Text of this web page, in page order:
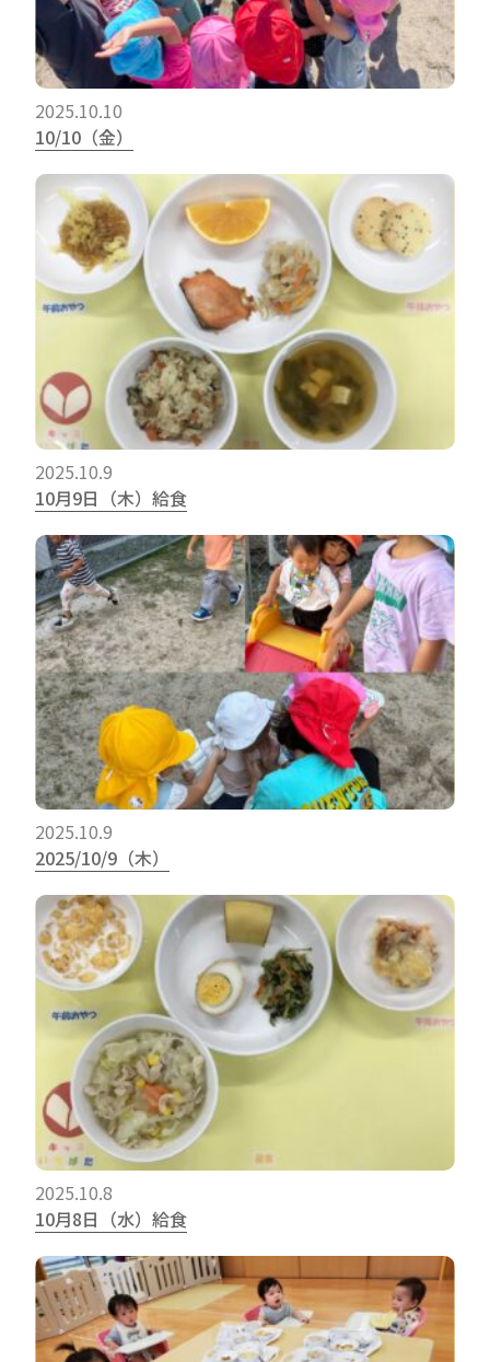
2025.10.10
10/10（金）
2025.10.9
10月9日（木）給食
2025.10.9
2025/10/9（木）
2025.10.8
10月8日（水）給食